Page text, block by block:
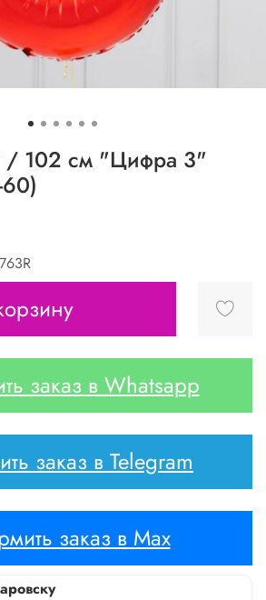
102 см "Цифра 3"
заказ в Whatsapp
заказ в Telegram
заказ в Max